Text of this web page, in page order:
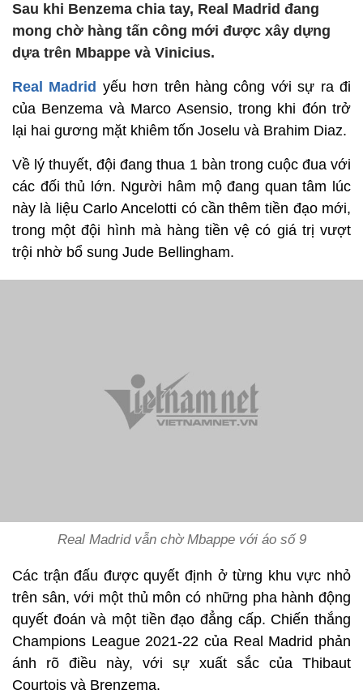
Sau khi Benzema chia tay, Real Madrid đang
mong chờ hàng tấn công mới được xây dựng
dựa trên Mbappe và Vinicius.
Real Madrid yếu hơn trên hàng công với sự ra đi
của Benzema và Marco Asensio, trong khi đón trở
lại hai gương mặt khiêm tốn Joselu và Brahim Diaz.
Về lý thuyết, đội đang thua 1 bàn trong cuộc đua với
các đối thủ lớn. Người hâm mộ đang quan tâm lúc
này là liệu Carlo Ancelotti có cần thêm tiền đạo mới,
trong một đội hình mà hàng tiền vệ có giá trị vượt
trội nhờ bổ sung Jude Bellingham.
Real Madrid vẫn chờ Mbappe với áo số 9
Các trận đấu được quyết định ở từng khu vực nhỏ
trên sân, với một thủ môn có những pha hành động
quyết đoán và một tiền đạo đẳng cấp. Chiến thắng
Champions League 2021-22 của Real Madrid phản
ánh rõ điều này, với sự xuất sắc của Thibaut
Courtois và Brenzema.